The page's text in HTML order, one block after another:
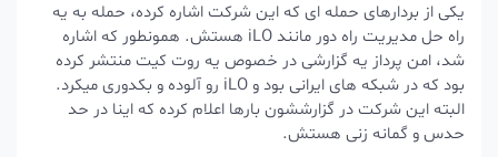
یکی از بردارهای حمله ای که این شرکت اشاره کرده، حمله به یه
راه حل مدیریت راه دور مانند iLO هستش. همونطور که اشاره
شد، امن پرداز یه گزارشی در خصوص یه روت کیت منتشر کرده
بود که در شبکه های ایرانی بود و iLO رو آلوده و بکدوری میکرد.
البته این شرکت در گزارششون بارها اعلام کرده که اینا در حد
حدس و گمانه زنی هستش.